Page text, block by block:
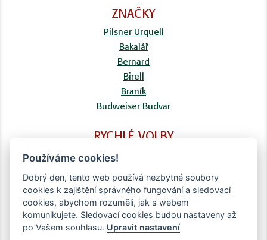
ZNAČKY
Pilsner Urquell
Bakalář
Bernard
Birell
Braník
Budweiser Budvar
RYCHLÉ VOLBY
Doprava
Obchodní podmínky
Zpracování osobních údajů
Používáme cookies!
Dobrý den, tento web používá nezbytné soubory
cookies k zajištění správného fungování a sledovací
cookies, abychom rozuměli, jak s webem
komunikujete. Sledovací cookies budou nastaveny až
po Vašem souhlasu. Upravit nastavení